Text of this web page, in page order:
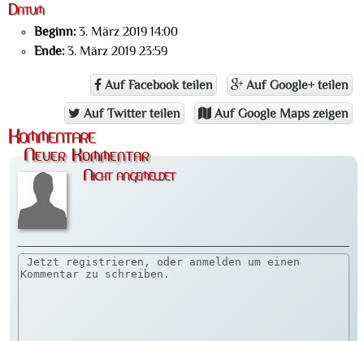
Datum
Beginn: 3. März 2019 14:00
Ende: 3. März 2019 23:59
Auf Facebook teilen Auf Google+ teilen
Auf Twitter teilen Auf Google Maps zeigen
Kommentare
Neuer Kommentar
Nicht angemeldet